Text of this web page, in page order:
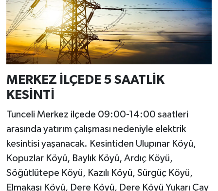
MERKEZ İLÇEDE 5 SAATLİK
KESİNTİ
Tunceli Merkez ilçede 09:00-14:00 saatleri
arasında yatırım çalışması nedeniyle elektrik
kesintisi yaşanacak. Kesintiden Ulupınar Köyü,
Kopuzlar Köyü, Baylık Köyü, Ardıç Köyü,
Söğütlütepe Köyü, Kazılı Köyü, Sürgüç Köyü,
Elmakaşı Köyü, Dere Köyü, Dere Köyü Yukarı Çay